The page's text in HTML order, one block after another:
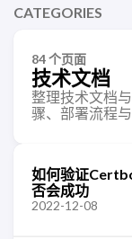
CATEGORIES
84 个页面
技术文档
整理技术文档
骤、部署流程
如何验证
否会成功
2022-12-08